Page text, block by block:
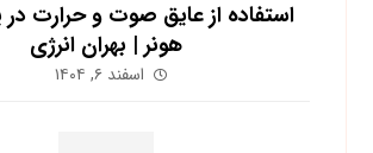
استفاده از عایق صوت و حرارت در
هونر | بهران انرژی
اسفند ۶, ۱۴۰۴